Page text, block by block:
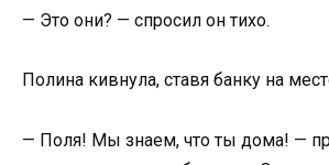
— Это они? — спросил он тихо.
Полина кивнула, ставя банку на
— Поля! Мы знаем, что ты дома! —